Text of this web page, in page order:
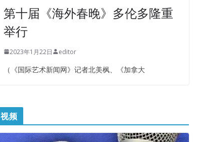
第十届《海外春晚》多伦多隆重
举行
2023年1月22日 editor
（《国际艺术新闻网》记者北美枫、《加拿大
视频